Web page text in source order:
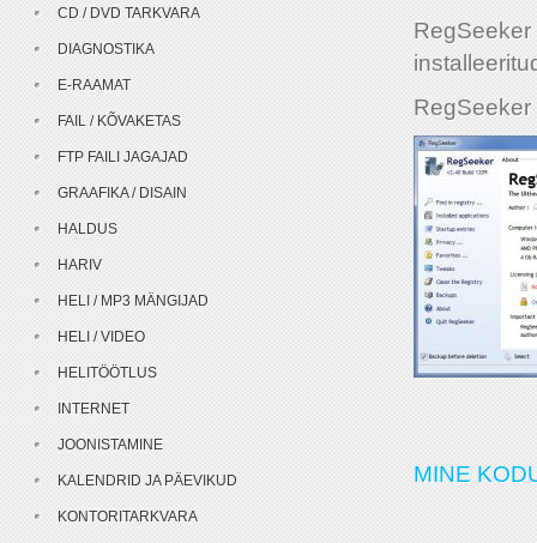
RegSeeker
MINE
CD / DVD TARKVARA
DIAGNOSTIKA
E-RAAMAT
FAIL / KÕVAKETAS
FTP FAILI JAGAJAD
GRAAFIKA / DISAIN
HALDUS
HARIV
HELI / MP3 MÄNGIJAD
HELI / VIDEO
HELITÖÖTLUS
INTERNET
JOONISTAMINE
KALENDRID JA PÄEVIKUD
KONTORITARKVARA